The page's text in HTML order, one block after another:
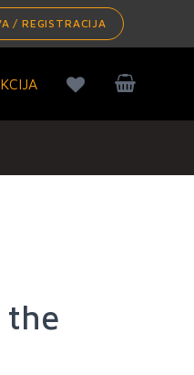
/ REGISTRACIJA
the